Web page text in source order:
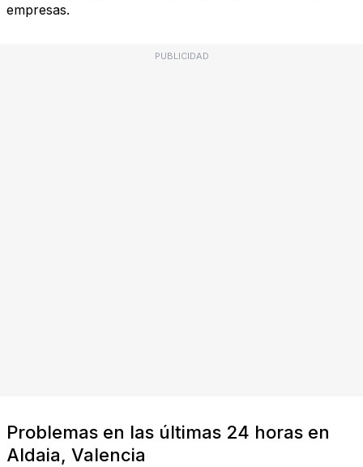
empresas.
PUBLICIDAD
Problemas en las últimas 24 horas en
Aldaia, Valencia